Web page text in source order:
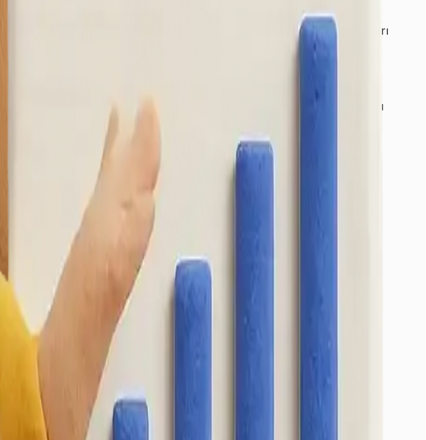
sağlarken, temizlik işletmeleri için de profesyonel büyüme fırsatları
Türkiye’nin dört bir yanındaki kullanıcılar için güvenilir ve sertifikalı
bir şekilde alınabilir:
geniş kitlelere ulaşmasını ve sürdürülebilir şekilde büyümesini